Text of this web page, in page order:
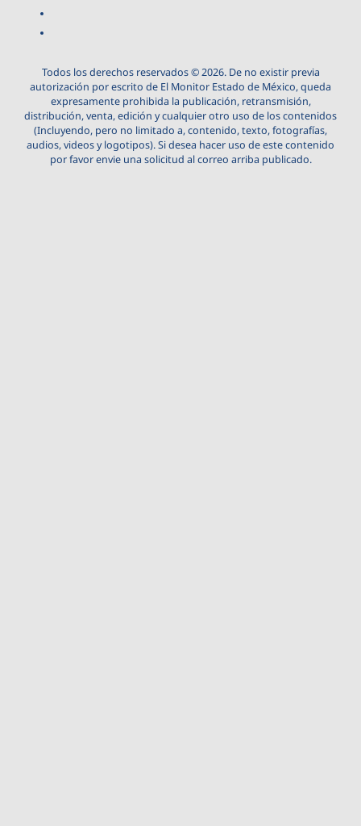
Todos los derechos reservados © 2026. De no existir previa
autorización por escrito de El Monitor Estado de México, queda
expresamente prohibida la publicación, retransmisión,
distribución, venta, edición y cualquier otro uso de los contenidos
(Incluyendo, pero no limitado a, contenido, texto, fotografías,
audios, videos y logotipos). Si desea hacer uso de este contenido
por favor envie una solicitud al correo arriba publicado.